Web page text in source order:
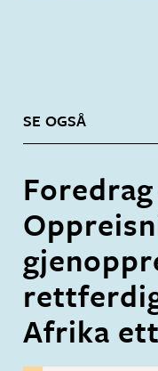
SE OGSÅ
Afrika